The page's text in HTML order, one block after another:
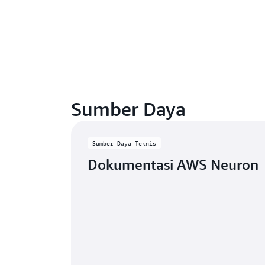
Sumber Daya
Sumber Daya Teknis
Dokumentasi AWS Neuron